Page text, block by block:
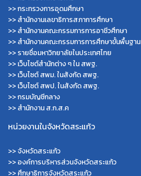
>>กระทรวงการอุดมศึกษา
>>สำนักงานเลขาธิการสภาการศึกษา
>>สำนักงานคณะกรรมการการอาชีวศึกษา
>>สำนักงานคณะกรรมการการศึกษาขั้นพื้นฐาน
>>รายชื่อมหาวิทยาลัยในประเทศไทย
>>เว็บไซต์สำนักต่าง ๆ ใน สพฐ.
>>เว็บไซต์ สพม. ในสังกัด สพฐ.
>>เว็บไซต์ สพป. ในสังกัด สพฐ.
>>กรมบัญชีกลาง
>>สำนักงาน ส.ก.ส.ค
หน่วยงานในจังหวัดสระแก้ว
>>จังหวัดสระแก้ว
>>องค์การบริหารส่วนจังหวัดสระแก้ว
>>ศึกษาธิการจังหวัดสระแก้ว